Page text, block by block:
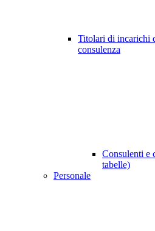
Titolari di incarichi
consulenza
Consulenti e
tabelle)
Personale